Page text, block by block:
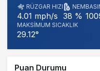
RÜZGAR HIZI
4.01 mph/s
NEM
38 %
MAKSIMUM SICAKLIK
29.12°
Puan Durumu